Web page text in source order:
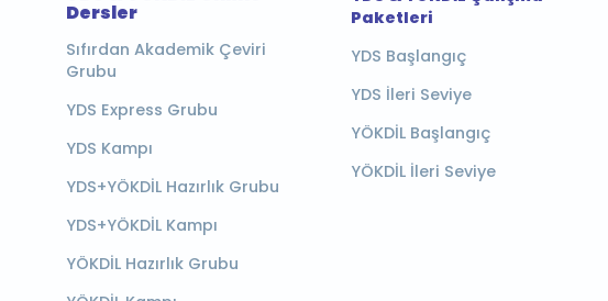
Dersler
Sıfırdan Akademik Çeviri
Grubu
YDS Express Grubu
YDS Kampı
YDS+YÖKDİL Hazırlık Grubu
YDS+YÖKDİL Kampı
YÖKDİL Hazırlık Grubu
Paketleri
YDS Başlangıç
YDS İleri Seviye
YÖKDİL Başlangıç
YÖKDİL İleri Seviye